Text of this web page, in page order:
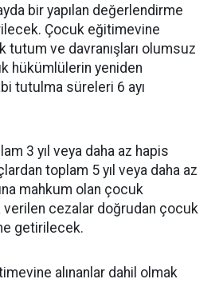
bir yapılan değerlendirme
Çocuk eğitimevine
tutum ve davranışları olumsuz
hükümlülerin yeniden
tutulma süreleri 6 ayı
3 yıl veya daha az hapis
toplam 5 yıl veya daha az
mahkum olan çocuk
verilen cezalar doğrudan çocuk
getirilecek.
alınanlar dahil olmak